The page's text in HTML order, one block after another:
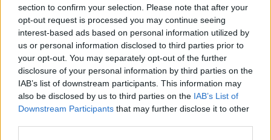
section to confirm your selection. Please note that after your
opt-out request is processed you may continue seeing
interest-based ads based on personal information utilized by
us or personal information disclosed to third parties prior to
your opt-out. You may separately opt-out of the further
disclosure of your personal information by third parties on the
IAB’s list of downstream participants. This information may
also be disclosed by us to third parties on the IAB’s List of
Downstream Participants that may further disclose it to other
Κόσμος 30.11.2023 23:30
Ο βασικός ύποπτος για την εξαφάνιση
της Μαντλίν Μακάν θα δικαστεί για
άλλες υποθέσεις βιασμών στη Γερμανία
Ο Κρίστιαν Μπρούκνερ, ένας
καταδικασμένος παιδεραστής και
διακινητής ναρκωτικών,